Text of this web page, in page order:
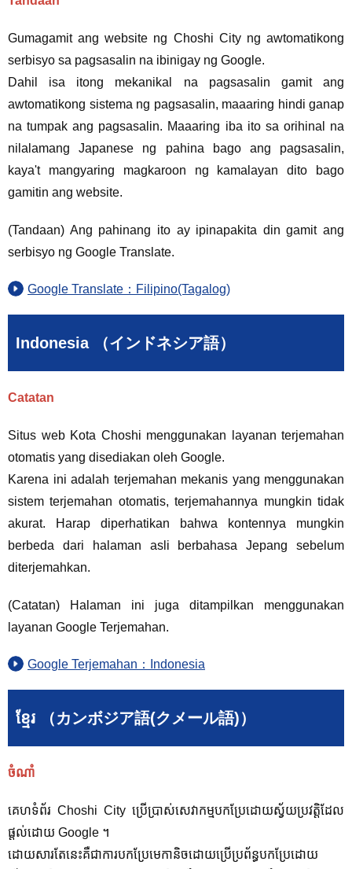
Gumagamit ang website ng Choshi City ng awtomatikong
serbisyo sa pagsasalin na ibinigay ng Google.
Dahil isa itong mekanikal na pagsasalin gamit ang
awtomatikong sistema ng pagsasalin, maaaring hindi ganap
na tumpak ang pagsasalin. Maaaring iba ito sa orihinal na
nilalamang Japanese ng pahina bago ang pagsasalin,
kaya't mangyaring magkaroon ng kamalayan dito bago
gamitin ang website.
(Tandaan) Ang pahinang ito ay ipinapakita din gamit ang
serbisyo ng Google Translate.
Google Translate：Filipino(Tagalog)
Indonesia （インドネシア語）
Catatan
Situs web Kota Choshi menggunakan layanan terjemahan
otomatis yang disediakan oleh Google.
Karena ini adalah terjemahan mekanis yang menggunakan
sistem terjemahan otomatis, terjemahannya mungkin tidak
akurat. Harap diperhatikan bahwa kontennya mungkin
berbeda dari halaman asli berbahasa Jepang sebelum
diterjemahkan.
(Catatan) Halaman ini juga ditampilkan menggunakan
layanan Google Terjemahan.
Google Terjemahan：Indonesia
ខ្មែរ （カンボジア語(クメール語)）
ចំណាំ
គេហទំព័រ Choshi City ប្រើប្រាស់សេវាកម្មបកប្រែដោយស្វ័យប្រវត្តិដែល
ផ្តល់ដោយ Google ។
ដោយសារតែនេះគឺជាការបកប្រែមេកានិចដោយប្រើប្រព័ន្ធបកប្រែដោយ